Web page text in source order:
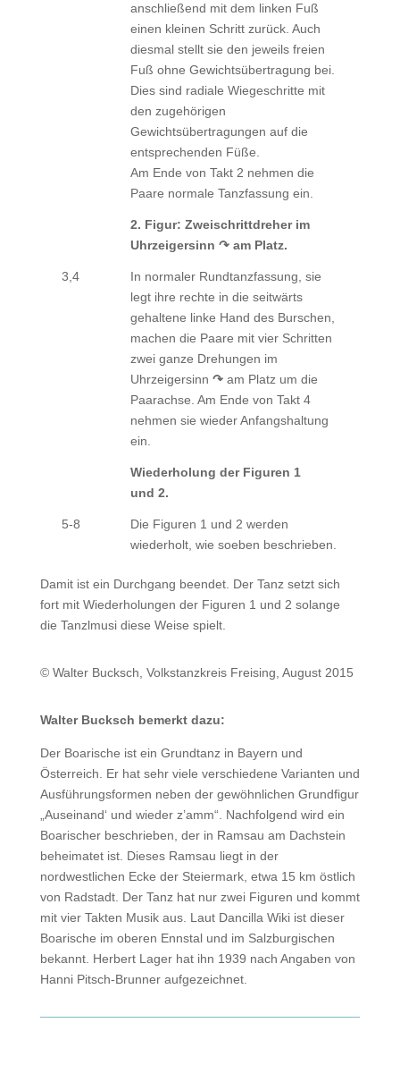
anschließend mit dem linken Fuß
einen kleinen Schritt zurück. Auch
diesmal stellt sie den jeweils freien
Fuß ohne Gewichtsübertragung bei.
Dies sind radiale Wiegeschritte mit
den zugehörigen
Gewichtsübertragungen auf die
entsprechenden Füße.
Am Ende von Takt 2 nehmen die
Paare normale Tanzfassung ein.
2. Figur: Zweischrittdreher im
Uhrzeigersinn ↷ am Platz.
3,4
In normaler Rundtanzfassung, sie
legt ihre rechte in die seitwärts
gehaltene linke Hand des Burschen,
machen die Paare mit vier Schritten
zwei ganze Drehungen im
Uhrzeigersinn ↷am Platz um die
Paarachse. Am Ende von Takt 4
nehmen sie wieder Anfangshaltung
ein.
Wiederholung der Figuren 1
und 2.
5-8
Die Figuren 1 und 2 werden
wiederholt, wie soeben beschrieben.
Damit ist ein Durchgang beendet. Der Tanz setzt sich
fort mit Wiederholungen der Figuren 1 und 2 solange
die Tanzlmusi diese Weise spielt.
© Walter Bucksch, Volkstanzkreis Freising, August 2015
Walter Bucksch bemerkt dazu:
Der Boarische ist ein Grundtanz in Bayern und
Österreich. Er hat sehr viele verschiedene Varianten und
Ausführungsformen neben der gewöhnlichen Grundfigur
„Auseinand‘ und wieder z’amm“. Nachfolgend wird ein
Boarischer beschrieben, der in Ramsau am Dachstein
beheimatet ist. Dieses Ramsau liegt in der
nordwestlichen Ecke der Steiermark, etwa 15 km östlich
von Radstadt. Der Tanz hat nur zwei Figuren und kommt
mit vier Takten Musik aus. Laut Dancilla Wiki ist dieser
Boarische im oberen Ennstal und im Salzburgischen
bekannt. Herbert Lager hat ihn 1939 nach Angaben von
Hanni Pitsch-Brunner aufgezeichnet.